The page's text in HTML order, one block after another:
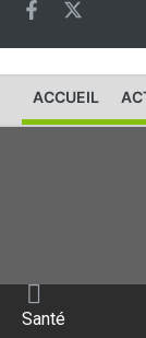
ACCUEIL
Santé